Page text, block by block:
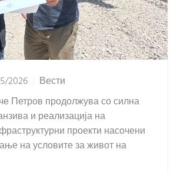
2026
Вести
Петров продолжува со силна
и реализација на
проекти насочени
на условите за живот на